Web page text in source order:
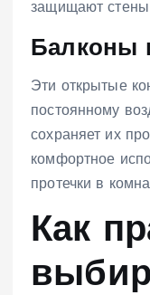
защищают стены
Балконы
Эти открытые
постоянному
сохраняет их
комфортное
протечки в
Как